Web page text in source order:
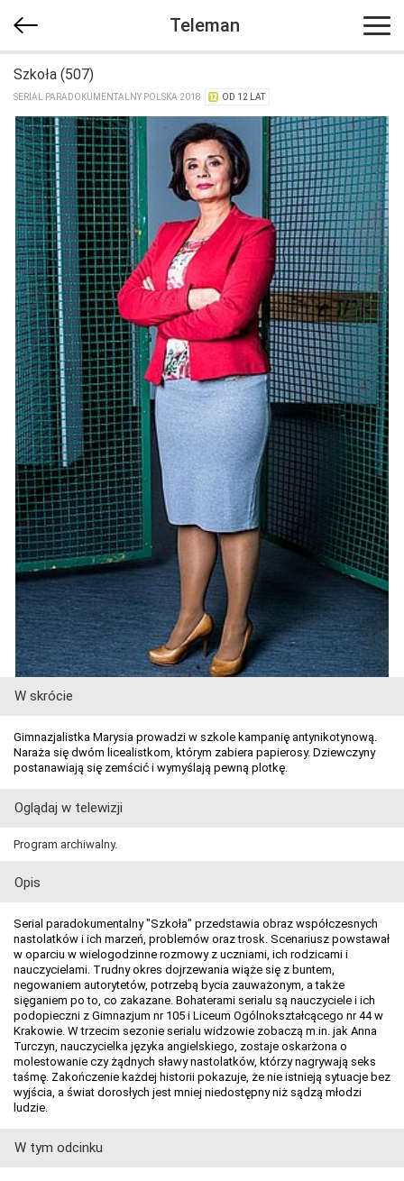
Teleman
Szkoła (507)
SERIAL PARADOKUMENTALNY POLSKA 2018 OD 12 LAT
W skrócie
Gimnazjalistka Marysia prowadzi w szkole kampanię antynikotynową.
Naraża się dwóm licealistkom, którym zabiera papierosy. Dziewczyny
postanawiają się zemścić i wymyślają pewną plotkę.
Oglądaj w telewizji
Program archiwalny.
Opis
Serial paradokumentalny "Szkoła" przedstawia obraz współczesnych
nastolatków i ich marzeń, problemów oraz trosk. Scenariusz powstawał
w oparciu w wielogodzinne rozmowy z uczniami, ich rodzicami i
nauczycielami. Trudny okres dojrzewania wiąże się z buntem,
negowaniem autorytetów, potrzebą bycia zauważonym, a także
sięganiem po to, co zakazane. Bohaterami serialu są nauczyciele i ich
podopieczni z Gimnazjum nr 105 i Liceum Ogólnokształcącego nr 44 w
Krakowie. W trzecim sezonie serialu widzowie zobaczą m.in. jak Anna
Turczyn, nauczycielka języka angielskiego, zostaje oskarżona o
molestowanie czy żądnych sławy nastolatków, którzy nagrywają seks
taśmę. Zakończenie każdej historii pokazuje, że nie istnieją sytuacje bez
wyjścia, a świat dorosłych jest mniej niedostępny niż sądzą młodzi
ludzie.
W tym odcinku